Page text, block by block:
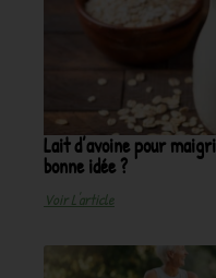
Lait d’avoine pour
bonne idée ?
Voir L'article